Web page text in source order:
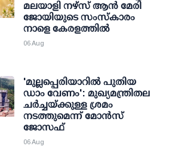
മലയാളി നഴ്സ് ആൻ മേരി
ജോയിയുടെ സംസ്കാരം
നാളെ കേരളത്തിൽ
06 Aug
'മുല്ലപ്പെരിയാറില്‍ പുതിയ
ഡാം വേണം': മുഖ്യമന്ത്രിതല
ചര്‍ച്ചയ്ക്കുള്ള ശ്രമം
നടത്തുമെന്ന് മോന്‍സ്
ജോസഫ്
06 Aug